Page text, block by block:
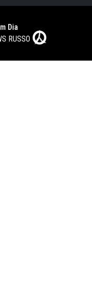
Dia
RUSSO